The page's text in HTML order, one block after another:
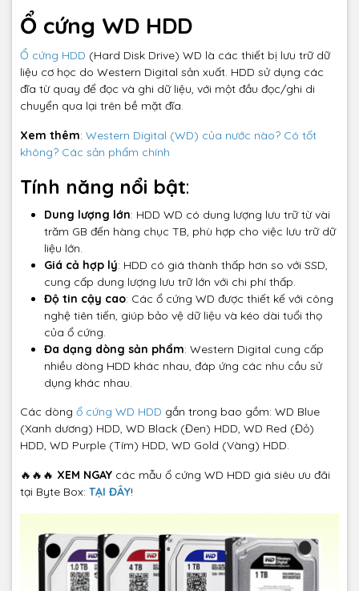
Ổ cứng WD HDD
Ổ cứng HDD (Hard Disk Drive) WD là các thiết bị lưu trữ dữ
liệu cơ học do Western Digital sản xuất. HDD sử dụng các
đĩa từ quay để đọc và ghi dữ liệu, với một đầu đọc/ghi di
chuyển qua lại trên bề mặt đĩa.
Xem thêm: Western Digital (WD) của nước nào? Có tốt
không? Các sản phẩm chính
Tính năng nổi bật:
Dung lượng lớn: HDD WD có dung lượng lưu trữ từ vài
trăm GB đến hàng chục TB, phù hợp cho việc lưu trữ dữ
liệu lớn.
Giá cả hợp lý: HDD có giá thành thấp hơn so với SSD,
cung cấp dung lượng lưu trữ lớn với chi phí thấp.
Độ tin cậy cao: Các ổ cứng WD được thiết kế với công
nghệ tiên tiến, giúp bảo vệ dữ liệu và kéo dài tuổi thọ
của ổ cứng.
Đa dạng dòng sản phẩm: Western Digital cung cấp
nhiều dòng HDD khác nhau, đáp ứng các nhu cầu sử
dụng khác nhau.
Các dòng ổ cứng WD HDD gắn trong bao gồm: WD Blue
(Xanh dương) HDD, WD Black (Đen) HDD, WD Red (Đỏ)
HDD, WD Purple (Tím) HDD, WD Gold (Vàng) HDD.
🔥🔥🔥 XEM NGAY các mẫu ổ cứng WD HDD giá siêu ưu đãi
tại Byte Box: TẠI ĐÂY!